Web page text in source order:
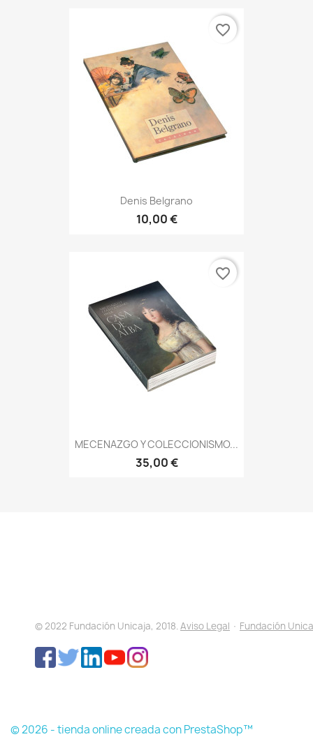
Denis Belgrano
10,00 €
favorite_border
MECENAZGO Y COLECCIONISMO...
35,00 €
favorite_border
© 2022 Fundación Unicaja, 2018.Aviso Legal · Fundación
© 2026 - tienda online creada con PrestaShop™